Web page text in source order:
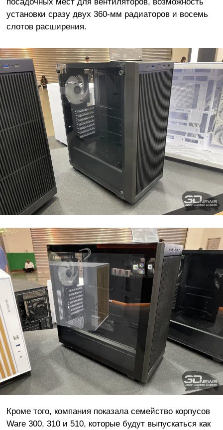
установки сразу двух 360-мм радиаторов и восемь
слотов расширения.
Кроме того, компания показала семейство корпусов
Ware 300, 310 и 510, которые будут выпускаться как